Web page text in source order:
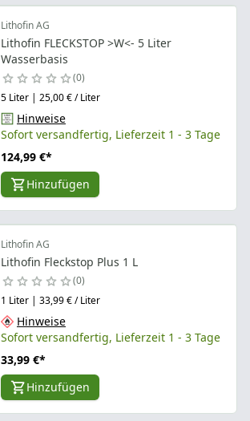
Lithofin AG
Lithofin FLECKSTOP >W<- 5 Liter
Wasserbasis
0
5 Liter | 25,00 € / Liter
Hinweise
Sofort versandfertig, Lieferzeit 1 - 3 Tage
124,99 €*
Hinzufügen
Lithofin AG
Lithofin Fleckstop Plus 1 L
0
1 Liter | 33,99 € / Liter
Hinweise
Sofort versandfertig, Lieferzeit 1 - 3 Tage
33,99 €*
Hinzufügen